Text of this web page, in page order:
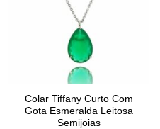
Colar Tiffany Curto Com
Gota Esmeralda Leitosa
Semijoias